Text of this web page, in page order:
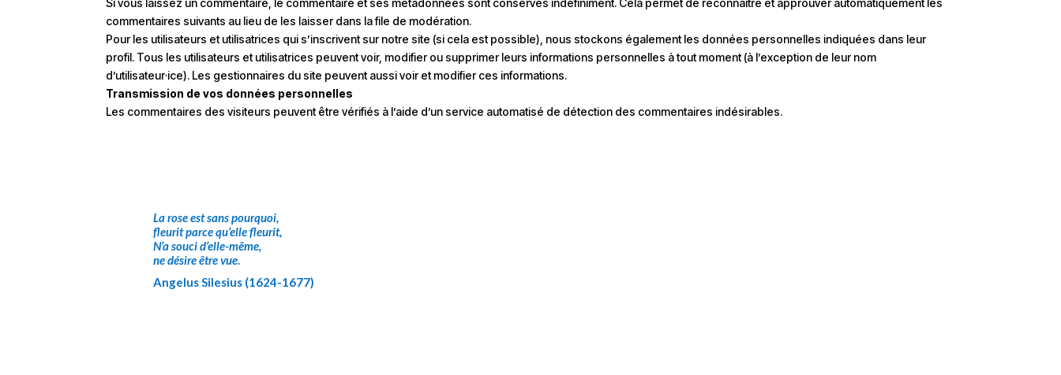
commentaires suivants au lieu de les laisser dans la file de modération.
Pour les utilisateurs et utilisatrices qui s’inscrivent sur notre site (si cela est possible), nous stockons également les données personnelles indiquées dans leur
profil. Tous les utilisateurs et utilisatrices peuvent voir, modifier ou supprimer leurs informations personnelles à tout moment (à l’exception de leur nom
d’utilisateur·ice). Les gestionnaires du site peuvent aussi voir et modifier ces informations.
Transmission de vos données personnelles
Les commentaires des visiteurs peuvent être vérifiés à l’aide d’un service automatisé de détection des commentaires indésirables.
La rose est sans pourquoi,
fleurit parce qu’elle fleurit,
N’a souci d’elle-même,
ne désire être vue.
Angelus Silesius (1624-1677)